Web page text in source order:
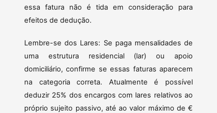
essa fatura não é tida em consideração para
efeitos de dedução.
Lembre-se dos Lares: Se paga mensalidades de
uma estrutura residencial (lar) ou apoio
domiciliário, confirme se essas faturas aparecem
na categoria correta. Atualmente é possível
deduzir 25% dos encargos com lares relativos ao
próprio sujeito passivo, até ao valor máximo de €